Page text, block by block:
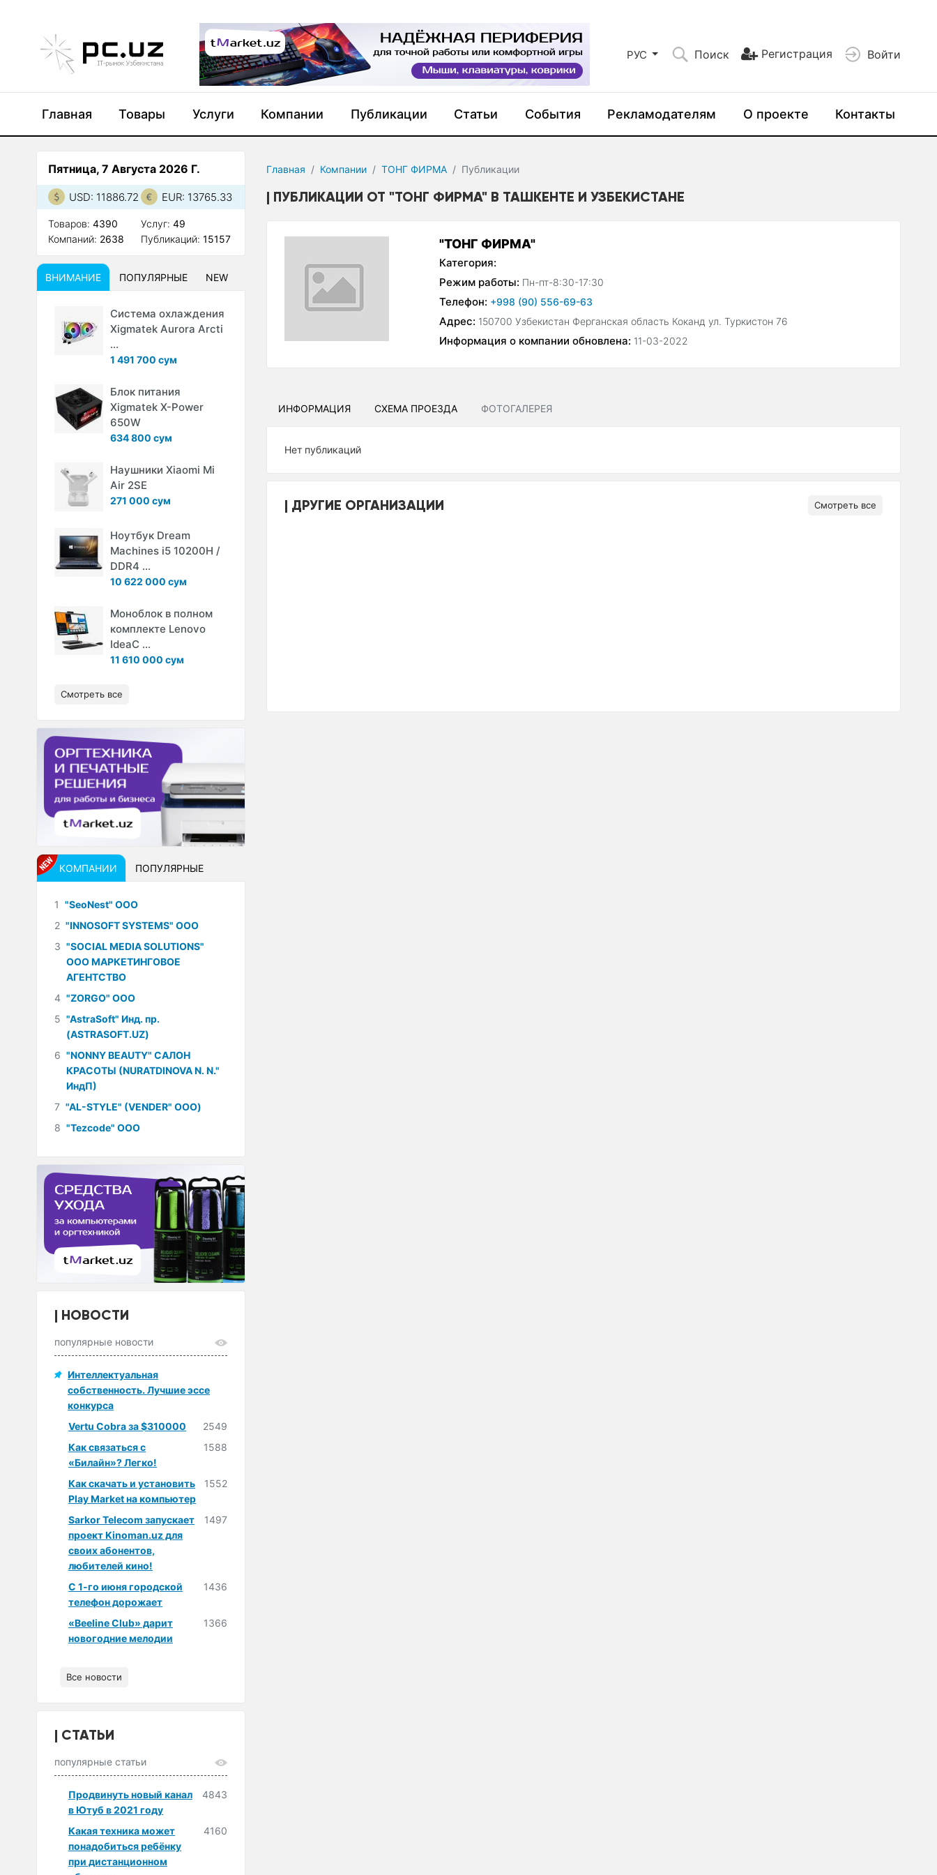
РУС Поиск Регистрация Войти
Главная Товары Услуги Компании Публикации Статьи События Рекламодателям О проекте Контакты
Главная Компании ТОНГ ФИРМА Публикации
ПУБЛИКАЦИИ ОТ "ТОНГ ФИРМА" В ТАШКЕНТЕ И УЗБЕКИСТАНЕ
"ТОНГ ФИРМА"
Категория:
Режим работы: Пн-пт-8:30-17:30
Телефон: +998 (90) 556-69-63
Адрес: 150700 Узбекистан Ферганская область Коканд ул. Туркистон 76
Информация о компании обновлена: 11-03-2022
ИНФОРМАЦИЯ СХЕМА ПРОЕЗДА ФОТОГАЛЕРЕЯ
Нет публикаций
ДРУГИЕ ОРГАНИЗАЦИИ Смотреть все
Пятница, 7 Августа 2026 Г.
USD: 11886.72 EUR: 13765.33
Товаров: 4390
Компаний: 2638
Услуг:49
Публикаций:15157
ВНИМАНИЕ ПОПУЛЯРНЫЕ NEW
Система охлаждения
Xigmatek Aurora Arcti
...
1 491 700 сум
Блок питания
Xigmatek X-Power
650W
634 800 сум
Наушники Xiaomi Mi
Air 2SE
271 000 сум
Ноутбук Dream
Machines i5 10200H /
DDR4 ...
10 622 000 сум
Моноблок в полном
комплекте Lenovo
IdeaC ...
11 610 000 сум
Смотреть все
КОМПАНИИ ПОПУЛЯРНЫЕ
1 "SeoNest" ООО
2 "INNOSOFT SYSTEMS" ООО
3 "SOCIAL MEDIA SOLUTIONS"
ООО МАРКЕТИНГОВОЕ
АГЕНТСТВО
4 "ZORGO" ООО
5 "AstraSoft" Инд. пр.
(ASTRASOFT.UZ)
6 "NONNY BEAUTY" САЛОН
КРАСОТЫ (NURATDINOVA N. N."
ИндП)
7 "AL-STYLE" (VENDER" ООО)
8 "Tezcode" ООО
НОВОСТИ
популярные новости
Интеллектуальная
собственность. Лучшие эссе
конкурса
Vertu Cobra за $310000
2549
Как связаться с
«Билайн»? Легко!
1588
Как скачать и установить
Play Market на компьютер
1552
Sarkor Telecom запускает
проект Kinoman.uz для
своих абонентов,
любителей кино!
1497
С 1-го июня городской
телефон дорожает
1436
«Beeline Club» дарит
новогодние мелодии
1366
Все новости
СТАТЬИ
популярные статьи
Продвинуть новый канал
в Ютуб в 2021 году
4843
Какая техника может
понадобиться ребёнку
при дистанционном
4160